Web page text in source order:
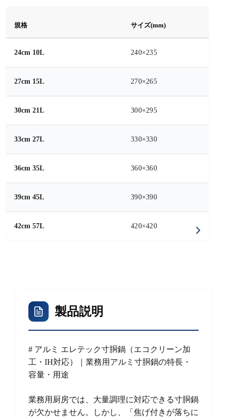
規格 サイズ(mm)
24cm 10L 240×235
27cm 15L 270×265
30cm 21L 300×295
33cm 27L 330×330
36cm 35L 360×360
39cm 45L 390×390
42cm 57L 420×420
製品説明
# アルミ エレテック寸胴鍋（エコクリーン加
工・IH対応）｜業務用アルミ寸胴鍋の特長・
容量・用途
業務用厨房では、大量調理に対応できる寸胴鍋
が欠かせません。しかし、「焦げ付きが落ちに